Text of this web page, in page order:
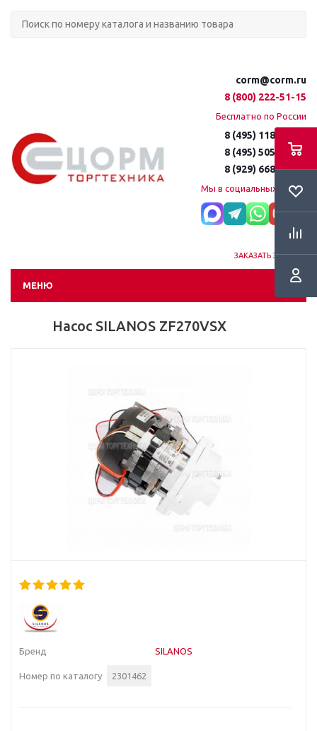
corm@corm.ru
8 (800) 222-51-15
Бесплатно по России
8 (495) 118-61-16
8 (495) 505-51-15
8 (929) 668-95-35
Мы в социальных сетях:
ЗАКАЗАТЬ ЗВОНОК
МЕНЮ
Насос SILANOS ZF270VSX
Бренд SILANOS
Номер по каталогу 2301462